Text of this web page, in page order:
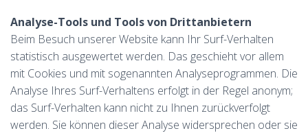
Analyse-Tools und Tools von Drittanbietern
Beim Besuch unserer Website kann Ihr Surf-Verhalten
statistisch ausgewertet werden. Das geschieht vor allem
mit Cookies und mit sogenannten Analyseprogrammen. Die
Analyse Ihres Surf-Verhaltens erfolgt in der Regel anonym;
das Surf-Verhalten kann nicht zu Ihnen zurückverfolgt
werden. Sie können dieser Analyse widersprechen oder sie